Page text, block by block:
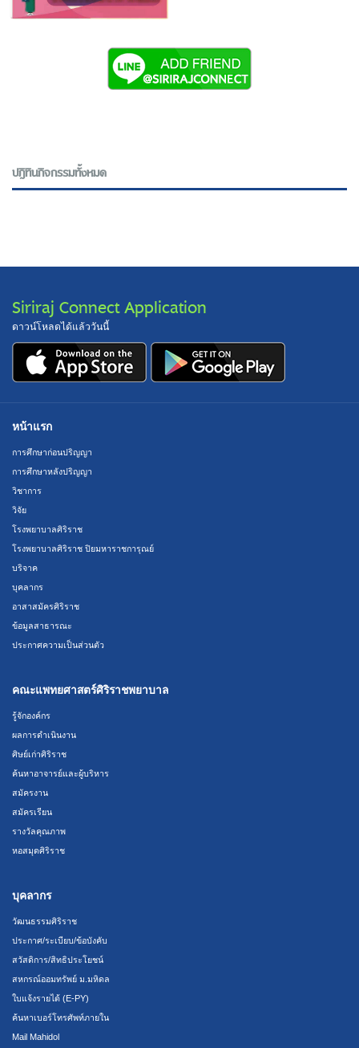
ปฎิทินกิจกรรมทั้งหมด
Siriraj Connect Application
ดาวน์โหลดได้แล้ววันนี้
หน้าแรก
การศึกษาก่อนปริญญา
การศึกษาหลังปริญญา
วิชาการ
วิจัย
โรงพยาบาลศิริราช
โรงพยาบาลศิริราช ปิยมหาราชการุณย์
บริจาค
บุคลากร
อาสาสมัครศิริราช
ข้อมูลสาธารณะ
ประกาศความเป็นส่วนตัว
คณะแพทยศาสตร์ศิริราชพยาบาล
รู้จักองค์กร
ผลการดำเนินงาน
ศิษย์เก่าศิริราช
ค้นหาอาจารย์และผู้บริหาร
สมัครงาน
สมัครเรียน
รางวัลคุณภาพ
หอสมุดศิริราช
บุคลากร
วัฒนธรรมศิริราช
ประกาศ/ระเบียบ/ข้อบังคับ
สวัสดิการ/สิทธิประโยชน์
สหกรณ์ออมทรัพย์ ม.มหิดล
ใบแจ้งรายได้ (E-PY)
ค้นหาเบอร์โทรศัพท์ภายใน
Mail Mahidol